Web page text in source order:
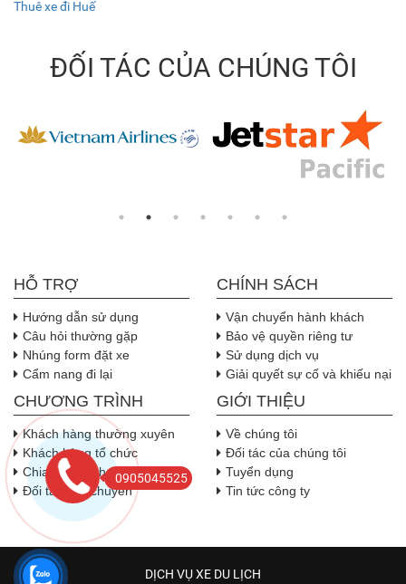
Thuê xe đi Huế
ĐỐI TÁC CỦA CHÚNG TÔI
HỖ TRỢ
Hướng dẫn sử dụng
Câu hỏi thường gặp
Nhúng form đặt xe
Cẩm nang đi lại
CHÍNH SÁCH
Vận chuyển hành khách
Bảo vệ quyền riêng tư
Sử dụng dịch vụ
Giải quyết sự cố và khiếu nại
CHƯƠNG TRÌNH
Khách hàng thường xuyên
Khách hàng tổ chức
Chia sẻ doanh thu
Đối tác vận chuyển
GIỚI THIỆU
Về chúng tôi
Đối tác của chúng tôi
Tuyển dụng
Tin tức công ty
DỊCH VỤ XE DU LỊCH
0905045525